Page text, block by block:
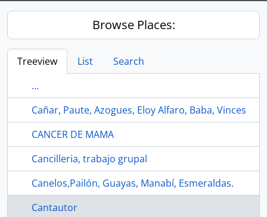
Browse Places:
Treeview List
Search
...
Cañar, Paute, Azogues, Eloy Alfaro, Baba, Vinces
CANCER DE MAMA
Cancilleria, trabajo grupal
Canelos,Pailón, Guayas, Manabí, Esmeraldas.
Cantautor